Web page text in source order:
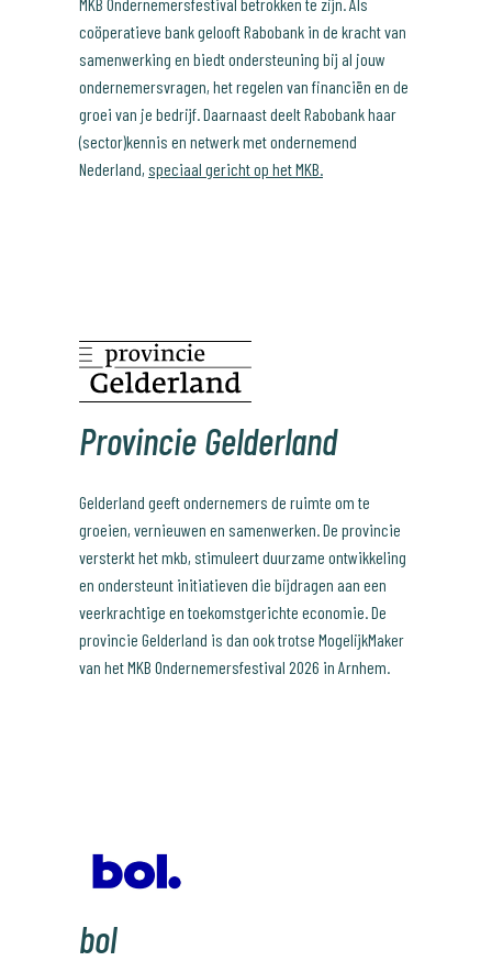
MKB Ondernemersfestival betrokken te zijn. Als
coöperatieve bank gelooft Rabobank in de kracht van
samenwerking en biedt ondersteuning bij al jouw
ondernemersvragen, het regelen van financiën en de
groei van je bedrijf. Daarnaast deelt Rabobank haar
(sector)kennis en netwerk met ondernemend
Nederland, speciaal gericht op het MKB.
Provincie Gelderland
Gelderland geeft ondernemers de ruimte om te
groeien, vernieuwen en samenwerken. De provincie
versterkt het mkb, stimuleert duurzame ontwikkeling
en ondersteunt initiatieven die bijdragen aan een
veerkrachtige en toekomstgerichte economie. De
provincie Gelderland is dan ook trotse MogelijkMaker
van het MKB Ondernemersfestival 2026 in Arnhem.
bol